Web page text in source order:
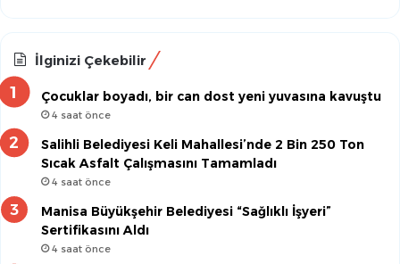
İlginizi Çekebilir
Çocuklar boyadı, bir can dost yeni yuvasına kavuştu
4 saat önce
Salihli Belediyesi Keli Mahallesi’nde 2 Bin 250 Ton
Sıcak Asfalt Çalışmasını Tamamladı
4 saat önce
Manisa Büyükşehir Belediyesi “Sağlıklı İşyeri”
Sertifikasını Aldı
4 saat önce